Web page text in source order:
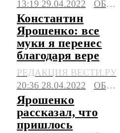
13:19 29.04.2022
ОБЩЕСТВО
Константин
Ярошенко: все
муки я перенес
благодаря вере
РЕДАКЦИЯ ВЕСТИ.РУ
20:36 28.04.2022
ОБЩЕСТВО
Ярошенко
рассказал, что
пришлось